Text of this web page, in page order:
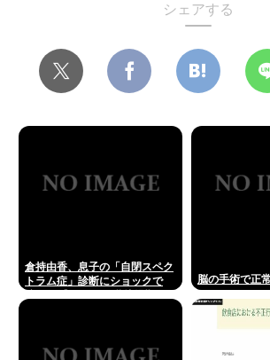
シェアする
倉持由香、息子の「自閉スペク
トラム症」診断にショックで
脳の手術で正